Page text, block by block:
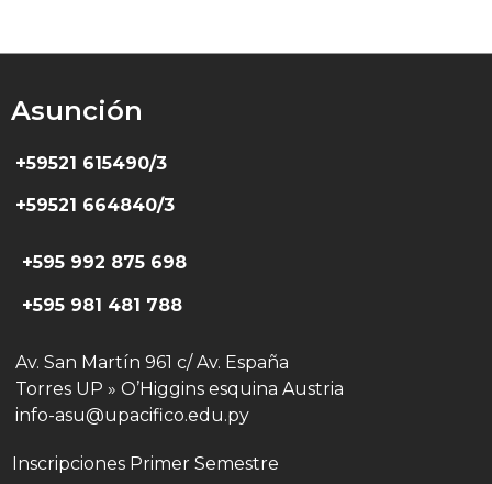
Asunción
+59521 615490/3
+59521 664840/3
+595 992 875 698
+595 981 481 788
Av. San Martín 961 c/ Av. España
Torres UP » O’Higgins esquina Austria
info-asu@upacifico.edu.py
Inscripciones Primer Semestre